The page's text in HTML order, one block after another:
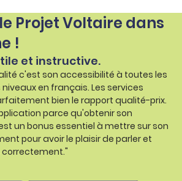
Projet Voltaire dans
!
et instructive.
c'est son accessibilité à toutes les
en français. Les services
bien le rapport qualité-prix.
parce qu'obtenir son
un bonus essentiel à mettre sur son
pour avoir le plaisir de parler et